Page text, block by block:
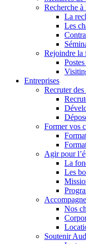
Recherche à
La
Les
Rejoindre la
Entreprises
Recruter
Former vos
Agir pour
La
Les
Nos
Soutenir